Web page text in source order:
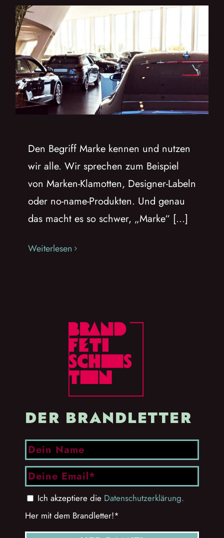
Den Begriff Marke kennen und nutzen
wir alle. Wir sprechen zum Beispiel
von Marken-Klamotten, Designer-Labeln
oder no-name-Produkten. Und genau
das macht es so schwer, „Marke“ [...]
Weiterlesen
DER BRANDLETTER
Ich akzeptiere die Datenschutzerklärung.
Her mit dem Brandletter!*